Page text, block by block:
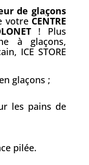
de glaçons
votre CENTRE
! Plus
à glaçons,
ICE STORE
glaçons ;
les pains de
pilée.